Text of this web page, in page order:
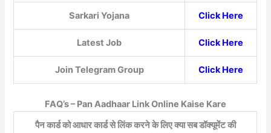
Sarkari Yojana Click Here
Latest Job Click Here
Join Telegram Group Click Here
FAQ’s – Pan Aadhaar Link Online Kaise Kare
पैन कार्ड को आधार कार्ड से लिंक करने के लिए क्या सब डॉक्यूमेंट की